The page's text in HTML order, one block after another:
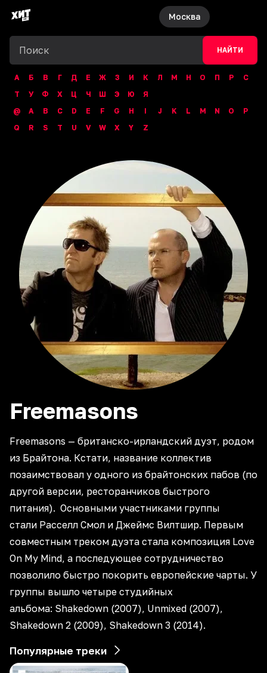
Москва
НАЙТИ
А Б В Г Д Е Ж З И К Л М Н О П Р
С
Т
У Ф Х Ц Ч Ш Э Ю
Я
@
A B C D E F G H I J K L M N O
P
Q
R S T U V W X Y Z
Freemasons
Freemasons — британско-ирландский дуэт, родом
из Брайтона. Кстати, название коллектив
позаимствовал у одного из брайтонских пабов (по
другой версии, ресторанчиков быстрого
питания). Основными участниками группы
стали Расселл Смол и Джеймс Вилтшир. Первым
совместным треком дуэта стала композиция Love
On My Mind, а последующее сотрудничество
позволило быстро покорить европейские чарты. У
группы вышло четыре студийных
альбома: Shakedown (2007), Unmixed (2007),
Shakedown 2 (2009), Shakedown 3 (2014).
Популярные треки